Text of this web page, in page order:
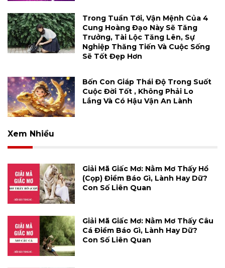
Trong Tuần Tới, Vận Mệnh Của 4
Cung Hoàng Đạo Này Sẽ Tăng
Trưởng, Tài Lộc Tăng Lên, Sự
Nghiệp Thăng Tiến Và Cuộc Sống
Sẽ Tốt Đẹp Hơn
Bốn Con Giáp Thái Độ Trong Suốt
Cuộc Đời Tốt , Không Phải Lo
Lắng Và Có Hậu Vận An Lành
Xem Nhiều
Giải Mã Giấc Mơ: Nằm Mơ Thấy Hổ
(cọp) Điềm Báo Gì, Lành Hay Dữ?
Con Số Liên Quan
Giải Mã Giấc Mơ: Nằm Mơ Thấy Câu
Cá Điềm Báo Gì, Lành Hay Dữ?
Con Số Liên Quan